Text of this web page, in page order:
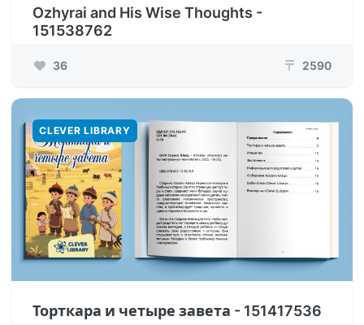
Ozhyrai and His Wise Thoughts -
151538762
36 ₸ 2590
CLEVER LIBRARY
Торткара и четыре завета - 151417536